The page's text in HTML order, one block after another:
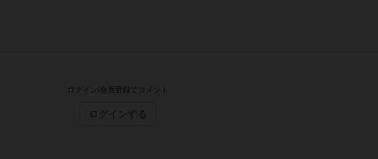
ログイン/会員登録でコメント
ログインする